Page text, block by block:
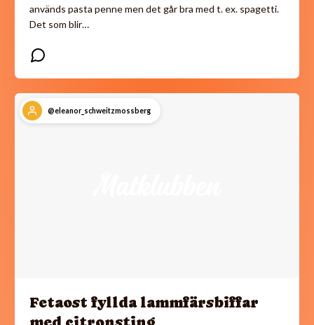
används pasta penne men det går bra med t. ex. spagetti.
Det som blir…
@eleanor_schweitzmossberg
Fetaost fyllda lammfärsbiffar